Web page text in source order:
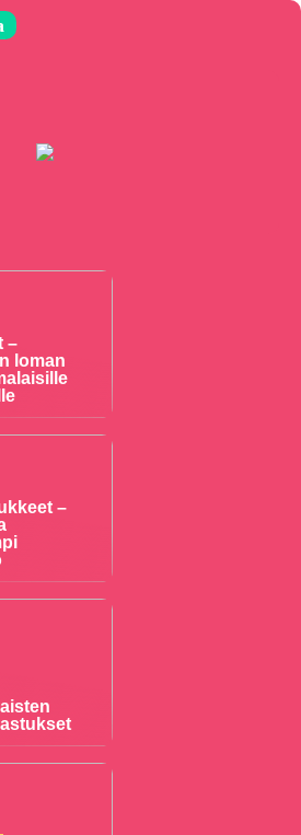
–
loman
–